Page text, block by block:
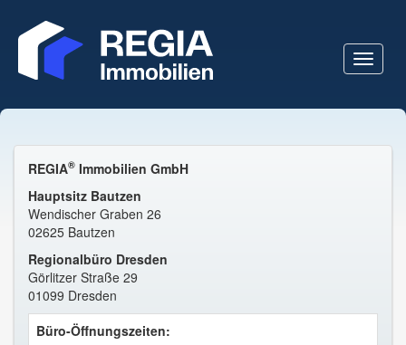
REGIA® Immobilien GmbH
Hauptsitz Bautzen
Wendischer Graben 26
02625 Bautzen
Regionalbüro Dresden
Görlitzer Straße 29
01099 Dresden
Büro-Öffnungszeiten: